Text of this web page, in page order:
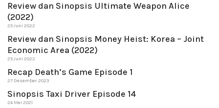
Review dan Sinopsis Ultimate Weapon Alice
(2022)
25 Juni 2022
Review dan Sinopsis Money Heist: Korea – Joint
Economic Area (2022)
25 Juni 2022
Recap Death’s Game Episode 1
27 Desember 2023
Sinopsis Taxi Driver Episode 14
24 Mei 2021